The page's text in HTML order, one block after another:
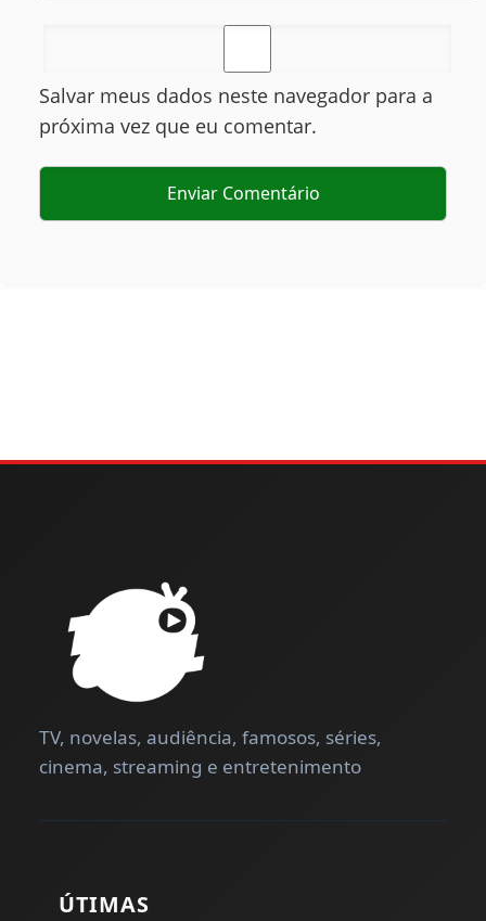
Salvar meus dados neste navegador para a
próxima vez que eu comentar.
TV, novelas, audiência, famosos, séries,
cinema, streaming e entretenimento
ÚTIMAS